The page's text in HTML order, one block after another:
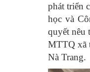
phát triển
học và
quyết nêu
MTTQ xã
Nà Trang.